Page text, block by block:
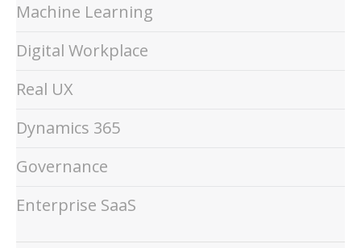
Machine Learning
Digital Workplace
Real UX
Dynamics 365
Governance
Enterprise SaaS